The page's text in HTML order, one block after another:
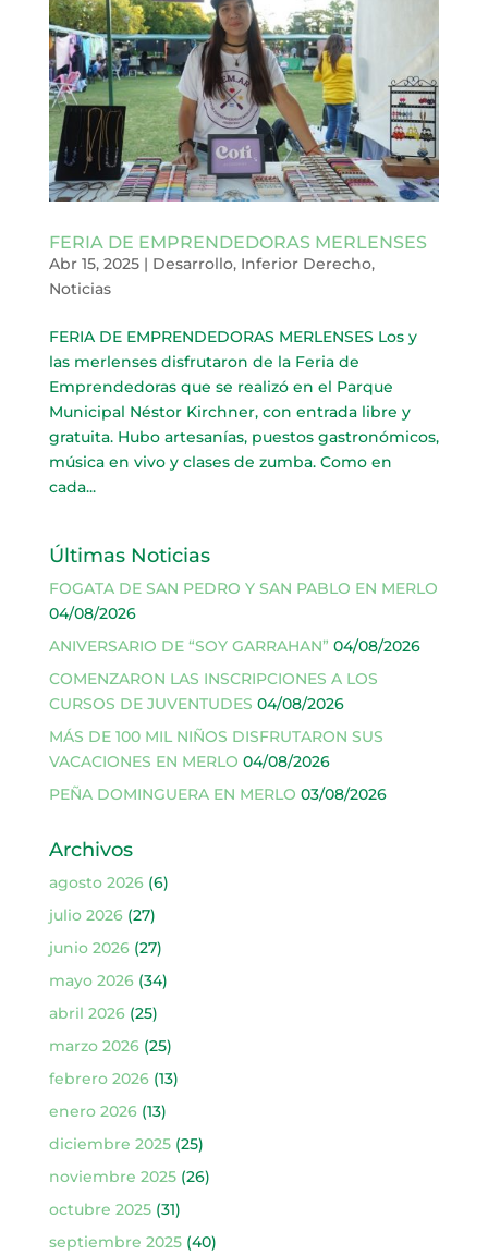
FERIA DE EMPRENDEDORAS MERLENSES
Abr 15, 2025| Desarrollo, Inferior Derecho,
Noticias
FERIA DE EMPRENDEDORAS MERLENSES Los y
las merlenses disfrutaron de la Feria de
Emprendedoras que se realizó en el Parque
Municipal Néstor Kirchner, con entrada libre y
gratuita. Hubo artesanías, puestos gastronómicos,
música en vivo y clases de zumba. Como en
cada...
Últimas Noticias
FOGATA DE SAN PEDRO Y SAN PABLO EN MERLO
04/08/2026
ANIVERSARIO DE “SOY GARRAHAN” 04/08/2026
COMENZARON LAS INSCRIPCIONES A LOS
CURSOS DE JUVENTUDES 04/08/2026
MÁS DE 100 MIL NIÑOS DISFRUTARON SUS
VACACIONES EN MERLO 04/08/2026
PEÑA DOMINGUERA EN MERLO 03/08/2026
Archivos
agosto 2026(6)
julio 2026(27)
junio 2026(27)
mayo 2026(34)
abril 2026(25)
marzo 2026(25)
febrero 2026(13)
enero 2026(13)
diciembre 2025(25)
noviembre 2025(26)
octubre 2025(31)
septiembre 2025(40)